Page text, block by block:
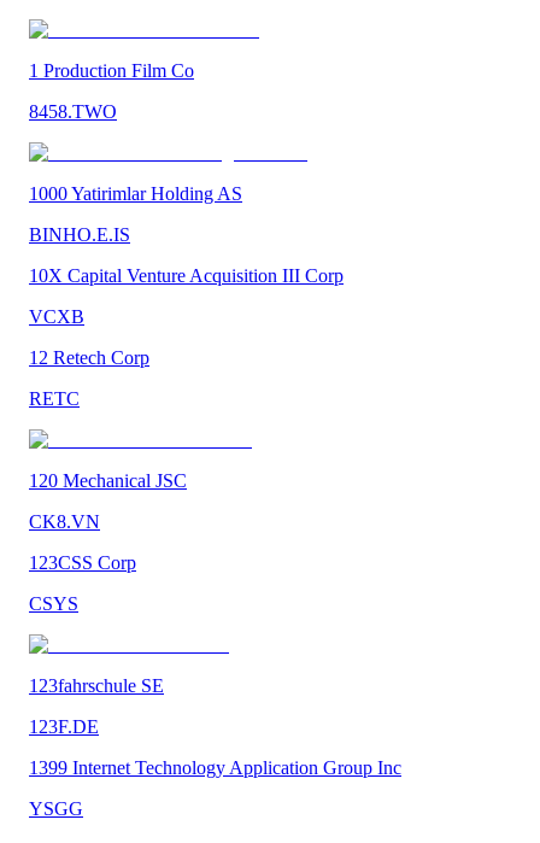
1 Production Film Co
8458.TWO
1000 Yatirimlar Holding AS
BINHO.E.IS
10X Capital Venture Acquisition III Corp
VCXB
12 Retech Corp
RETC
120 Mechanical JSC
CK8.VN
123CSS Corp
CSYS
123fahrschule SE
123F.DE
1399 Internet Technology Application Group Inc
YSGG